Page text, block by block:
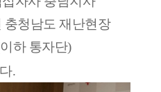
충청남도 재난현장
이하 통자단)
.